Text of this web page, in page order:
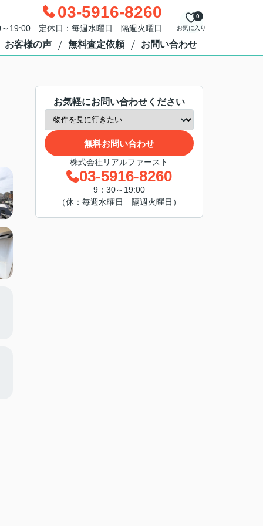
03-5916-8260
～19:00 定休日：毎週水曜日 隔週火曜日 お気に入り
0
お客様の声 無料査定依頼 お問い合わせ
お気軽にお問い合わせください
無料お問い合わせ
株式会社リアルファースト
03-5916-8260
9：30～19:00
（休：毎週水曜日 隔週火曜日）